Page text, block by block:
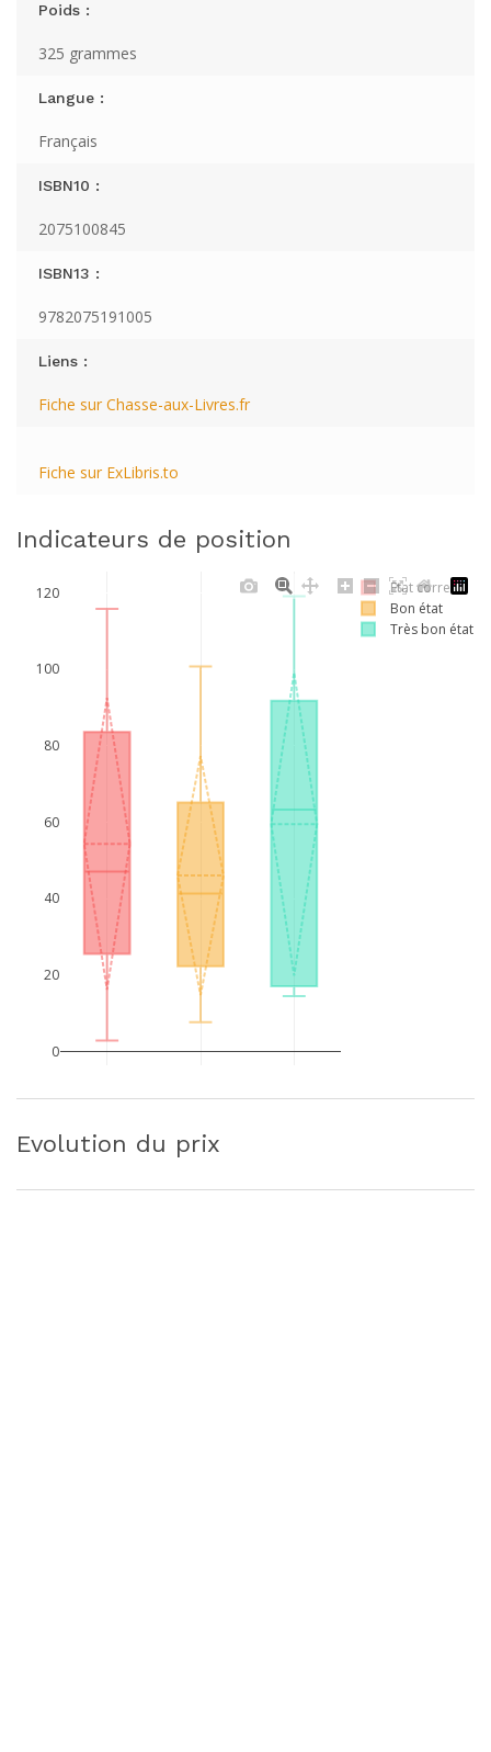
Poids :
325 grammes
Langue :
Français
ISBN10 :
2075100845
ISBN13 :
9782075191005
Liens :
Fiche sur Chasse-aux-Livres.fr
Fiche sur ExLibris.to
Indicateurs de position
0
20
40
60
80
100
120
Etat correct
Bon état
Très bon état
Evolution du prix